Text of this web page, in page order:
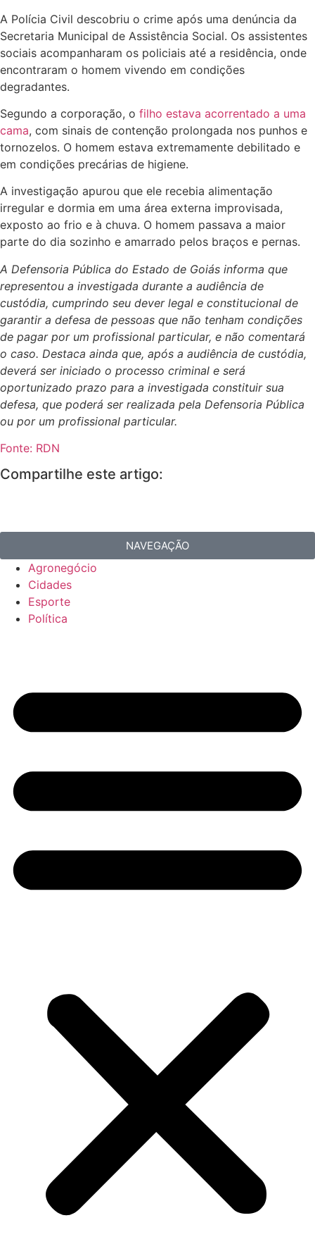
A Polícia Civil descobriu o crime após uma denúncia da
Secretaria Municipal de Assistência Social. Os assistentes
sociais acompanharam os policiais até a residência, onde
encontraram o homem vivendo em condições
degradantes.
Segundo a corporação, o filho estava acorrentado a uma
cama, com sinais de contenção prolongada nos punhos e
tornozelos. O homem estava extremamente debilitado e
em condições precárias de higiene.
A investigação apurou que ele recebia alimentação
irregular e dormia em uma área externa improvisada,
exposto ao frio e à chuva. O homem passava a maior
parte do dia sozinho e amarrado pelos braços e pernas.
A Defensoria Pública do Estado de Goiás informa que
representou a investigada durante a audiência de
custódia, cumprindo seu dever legal e constitucional de
garantir a defesa de pessoas que não tenham condições
de pagar por um profissional particular, e não comentará
o caso. Destaca ainda que, após a audiência de custódia,
deverá ser iniciado o processo criminal e será
oportunizado prazo para a investigada constituir sua
defesa, que poderá ser realizada pela Defensoria Pública
ou por um profissional particular.
Fonte: RDN
Compartilhe este artigo:
NAVEGAÇÃO
Agronegócio
Cidades
Esporte
Política